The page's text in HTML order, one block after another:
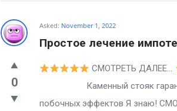
Billion
Essays
Latest
Questions
Asked: November 1, 2022
Простое лечение
0
СМОТРЕТЬ ДАЛЕЕ…
Каменный стояк
побочных эффектов Я знаю!